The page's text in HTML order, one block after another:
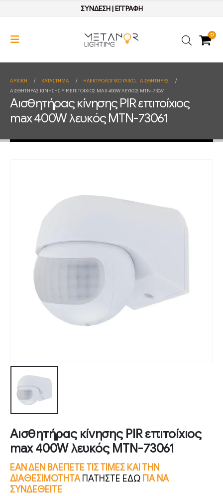
ΣΥΝΔΕΣΗ| ΕΓΓΡΑΦΗ
0
ΑΡΧΙΚΉ ΚΑΤΆΣΤΗΜΑ ΗΛΕΚΤΡΟΛΟΓΙΚΟ ΥΛΙΚΟ, ΑΙΣΘΗΤΗΡΕΣ
ΑΙΣΘΗΤΉΡΑΣ ΚΊΝΗΣΗΣ PIR ΕΠΙΤΟΊΧΙΟΣ MAX 400W ΛΕΥΚΌΣ MTN-73061
Αισθητήρας κίνησης PIR επιτοίχιος
max 400W λευκός MTN-73061
Αισθητήρας κίνησης PIR επιτοίχιος
max 400W λευκός MTN-73061
ΕΑΝ ΔΕΝ ΒΛΕΠΕΤΕ ΤΙΣ ΤΙΜΕΣ ΚΑΙ ΤΗΝ
ΔΙΑΘΕΣΙΜΟΤΗΤΑ ΠΑΤΗΣΤΕ ΕΔΩ ΓΙΑ ΝΑ
ΣΥΝΔΕΘΕΙΤΕ